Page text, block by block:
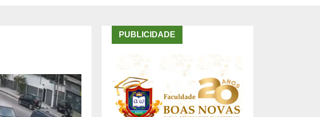
PUBLICIDADE